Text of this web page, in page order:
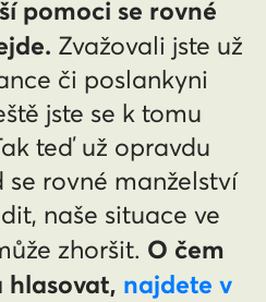
pomoci se rovné
Zvažovali jste už
či poslankyni
jste se k tomu
teď už opravdu
se rovné manželství
naše situace ve
zhoršit. O čem
hlasovat, najdete v